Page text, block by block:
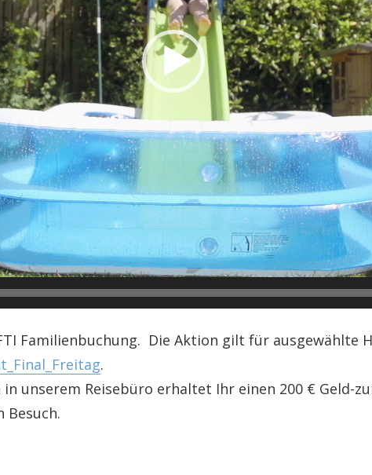
Familienbuchung. Die Aktion gilt für ausgewählte
.
unserem Reisebüro erhaltet Ihr einen 200 € Geld-
Besuch.